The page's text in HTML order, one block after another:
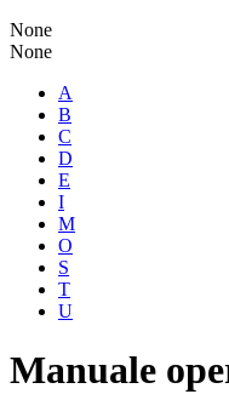
None
None
A
B
C
D
E
I
M
O
S
T
U
Manuale